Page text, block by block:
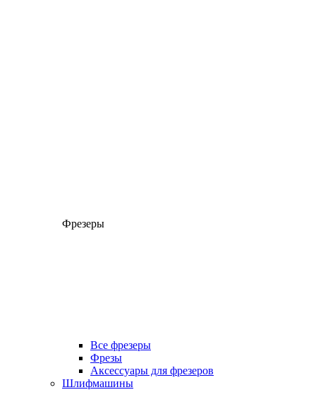
Фрезеры
Все фрезеры
Фрезы
Аксессуары для фрезеров
Шлифмашины